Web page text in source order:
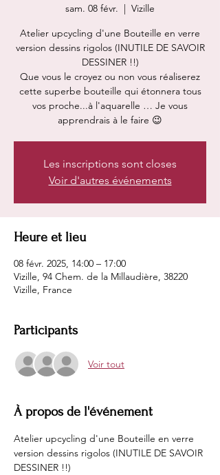
sam. 08 févr.
  |
Vizille
Atelier upcycling d'une Bouteille en verre
version dessins rigolos (INUTILE DE SAVOIR
DESSINER !!)
Que vous le croyez ou non vous réaliserez
cette superbe bouteille qui étonnera tous
vos proche...à l'aquarelle … Je vous
apprendrais à le faire 😉
Les inscriptions sont closes
Voir d'autres événements
Heure et lieu
08 févr. 2025, 14:00 – 17:00
Vizille, 94 Chem. de la Millaudière, 38220
Vizille, France
Participants
Voir tout
À propos de l'événement
Atelier upcycling d'une Bouteille en verre
version dessins rigolos (INUTILE DE SAVOIR
DESSINER !!)